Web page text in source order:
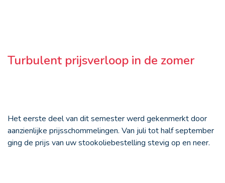
Turbulent prijsverloop in de zomer
Het eerste deel van dit semester werd gekenmerkt door
aanzienlijke prijsschommelingen. Van juli tot half september
ging de prijs van uw stookoliebestelling stevig op en neer.